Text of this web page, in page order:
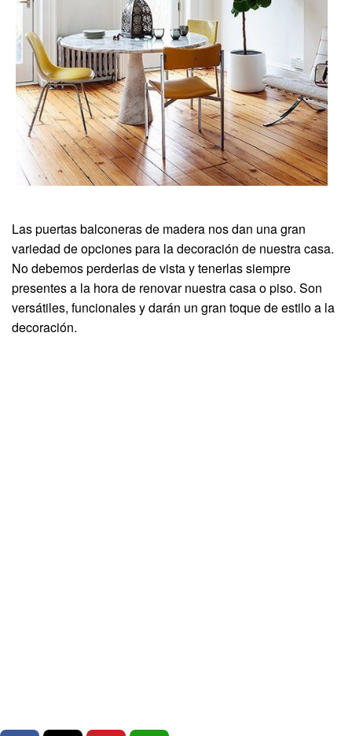
Las puertas balconeras de madera nos dan una gran
variedad de opciones para la decoración de nuestra casa.
No debemos perderlas de vista y tenerlas siempre
presentes a la hora de renovar nuestra casa o piso. Son
versátiles, funcionales y darán un gran toque de estilo a la
decoración.